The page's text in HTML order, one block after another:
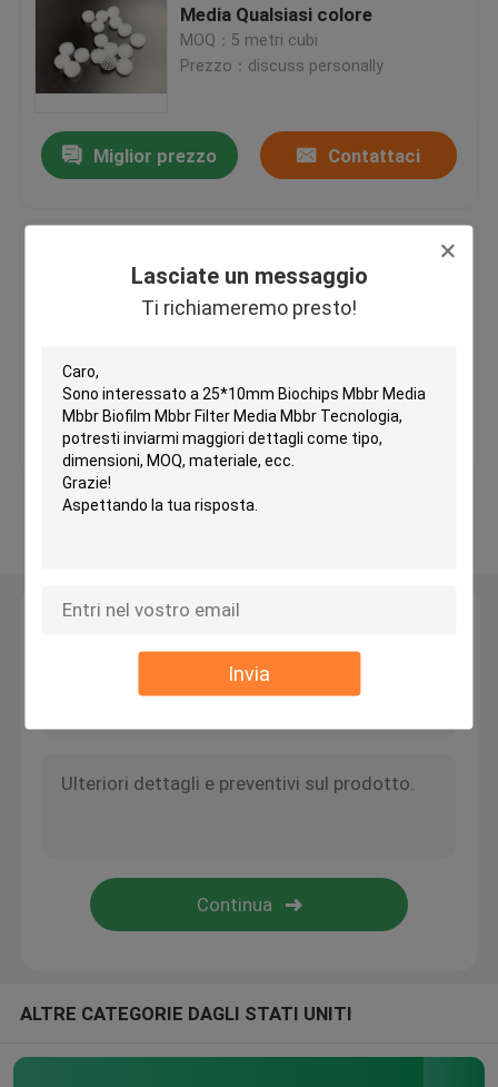
Lasciate un messaggio
Ti richiameremo presto!
Invia
Medi filtranti in plastica
Medi filtranti galleggianti
Medi filtranti K1
Medi filtranti Kaldnes
Medi filtranti a sfere BIO
Portatore MBBR
trattamento delle acque del mbbr
Palancola del PVC
Media Qualsiasi colore
MOQ：5 metri cubi
Prezzo：discuss personally
Miglior prezzo Contattaci
PE08 Tecnologia MBBR Kaldnes
Filter Media per serbatoi
aerobici
Miglior prezzo Contattaci
Lasciate un messaggio
Ti richiameremo presto!
ALTRE CATEGORIE DAGLI STATI UNITI